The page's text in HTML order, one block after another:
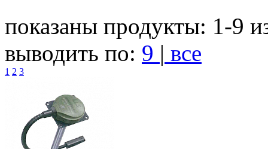
показаны продукты: 1-9
выводить по: 9 | все
1 2 3